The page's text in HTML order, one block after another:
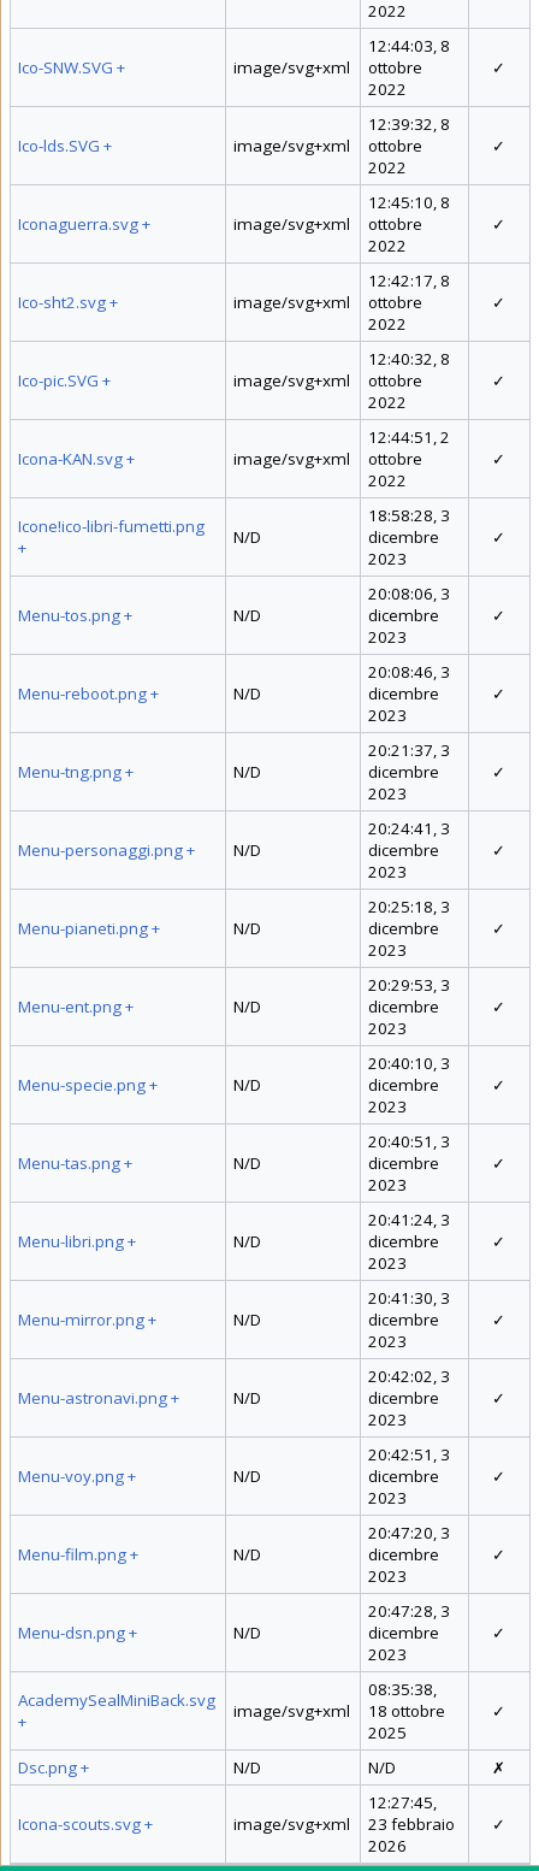
2022
Ico-SNW.SVG + image/svg+xml
12:44:03, 8
ottobre
2022
✓
Ico-lds.SVG + image/svg+xml
12:39:32, 8
ottobre
2022
✓
Iconaguerra.svg+ image/svg+xml
12:45:10, 8
ottobre
2022
✓
Ico-sht2.svg+ image/svg+xml
12:42:17, 8
ottobre
2022
✓
Ico-pic.SVG + image/svg+xml
12:40:32, 8
ottobre
2022
✓
Icona-KAN.svg+ image/svg+xml
12:44:51, 2
ottobre
2022
✓
Icone!ico-libri-fumetti.png
+
N/D
18:58:28, 3
dicembre
2023
✓
Menu-tos.png+ N/D
20:08:06, 3
dicembre
2023
✓
Menu-reboot.png+ N/D
20:08:46, 3
dicembre
2023
✓
Menu-tng.png+ N/D
20:21:37, 3
dicembre
2023
✓
Menu-personaggi.png+ N/D
20:24:41, 3
dicembre
2023
✓
Menu-pianeti.png+ N/D
20:25:18, 3
dicembre
2023
✓
Menu-ent.png+ N/D
20:29:53, 3
dicembre
2023
✓
Menu-specie.png+ N/D
20:40:10, 3
dicembre
2023
✓
Menu-tas.png+ N/D
20:40:51, 3
dicembre
2023
✓
Menu-libri.png+ N/D
20:41:24, 3
dicembre
2023
✓
Menu-mirror.png+ N/D
20:41:30, 3
dicembre
2023
✓
Menu-astronavi.png+ N/D
20:42:02, 3
dicembre
2023
✓
Menu-voy.png+ N/D
20:42:51, 3
dicembre
2023
✓
Menu-film.png+ N/D
20:47:20, 3
dicembre
2023
✓
Menu-dsn.png+ N/D
20:47:28, 3
dicembre
2023
✓
AcademySealMiniBack.svg
+
image/svg+xml
08:35:38,
18 ottobre
2025
✓
Dsc.png+ N/D N/D ✗
Icona-scouts.svg+ image/svg+xml
12:27:45,
23 febbraio
2026
✓